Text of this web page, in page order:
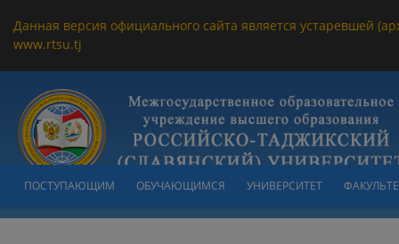
Данная версия официального сайта является устаревшей
www.rtsu.tj
ПОСТУПАЮЩИМ ОБУЧАЮЩИМСЯ УНИВЕРСИТЕТ